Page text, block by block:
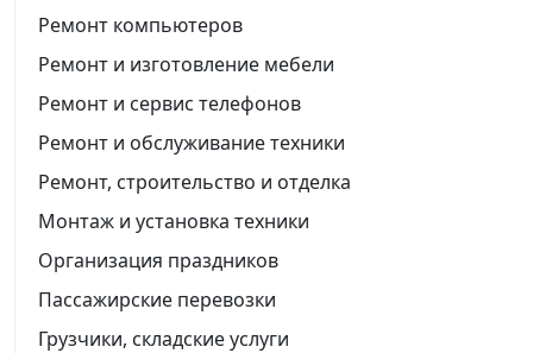
Ремонт компьютеров
Ремонт и изготовление мебели
Ремонт и сервис телефонов
Ремонт и обслуживание техники
Ремонт, строительство и отделка
Монтаж и установка техники
Организация праздников
Пассажирские перевозки
Грузчики, складские услуги